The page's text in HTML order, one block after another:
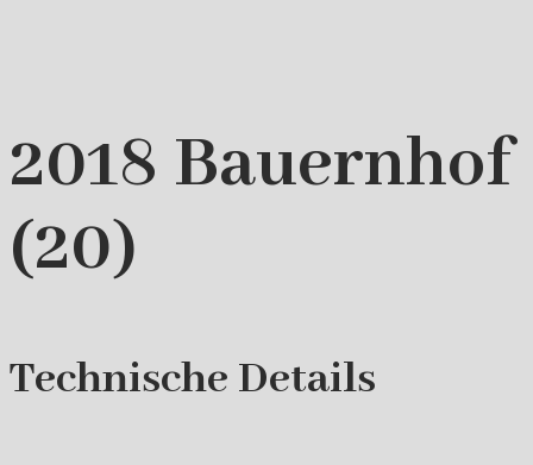
2018 Bauernhof
(20)
Technische Details